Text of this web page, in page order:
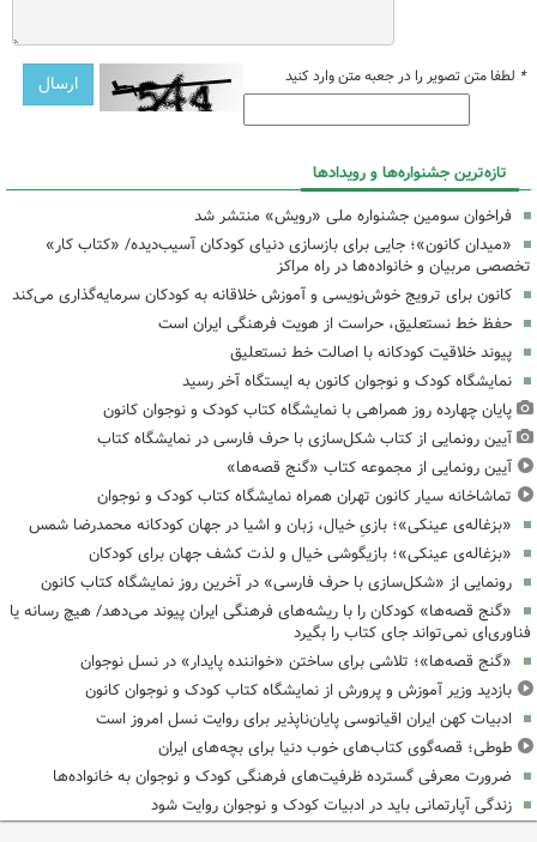
* لطفا متن تصویر را در جعبه متن وارد کنید
تازه‌ترین جشنواره‌ها و رویدادها
فراخوان سومین جشنواره ملی «رویش» منتشر شد
«میدان کانون»؛ جایی برای بازسازی دنیای کودکان آسیب‌دیده/ «کتاب کار»
تخصصی مربیان و خانواده‌ها در راه مراکز
کانون برای ترویج خوش‌نویسی و آموزش خلاقانه به کودکان سرمایه‌گذاری می‌کند
حفظ خط نستعلیق، حراست از هویت فرهنگی ایران است
پیوند خلاقیت کودکانه با اصالت خط نستعلیق
نمایشگاه کودک و نوجوان کانون به ایستگاه آخر رسید
پایان چهارده روز همراهی با نمایشگاه کتاب کودک و نوجوان کانون
آیین رونمایی از کتاب شکل‌سازی با حرف فارسی در نمایشگاه کتاب
آیین رونمایی از مجموعه کتاب «گنج قصه‌ها»
تماشاخانه سیار کانون تهران همراه نمایشگاه کتاب کودک و نوجوان
«بزغاله‌ی عینکی»؛ بازیِ خیال، زبان و اشیا در جهان کودکانه محمدرضا شمس
«بزغاله‌ی عینکی»؛ بازیگوشی خیال و لذت کشف جهان برای کودکان
رونمایی از «شکل‌سازی با حرف فارسی» در آخرین روز نمایشگاه کتاب کانون
«گنج قصه‌ها» کودکان را با ریشه‌های فرهنگی ایران پیوند می‌دهد/ هیچ رسانه یا
فناوری‌ای نمی‌تواند جای کتاب را بگیرد
«گنج قصه‌ها»؛ تلاشی برای ساختن «خواننده پایدار» در نسل نوجوان
بازدید وزیر آموزش و پرورش از نمایشگاه کتاب کودک و نوجوان کانون
ادبیات کهن ایران اقیانوسی پایان‌ناپذیر برای روایت نسل امروز است
طوطی؛ قصه‌گوی کتاب‌های خوب دنیا برای بچه‌های ایران
ضرورت معرفی گسترده ظرفیت‌های فرهنگی کودک و نوجوان به خانواده‌ها
زندگی آپارتمانی باید در ادبیات کودک و نوجوان روایت شود